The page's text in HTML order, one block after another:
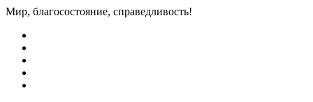
Мир, благосостояние, справедливость!